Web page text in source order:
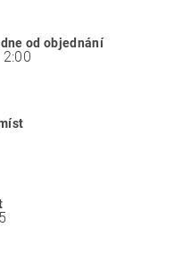
od objednání